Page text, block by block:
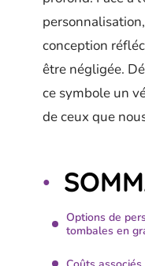
conception
être négligée.
ce symbole un
de ceux que
Options de
tombales en